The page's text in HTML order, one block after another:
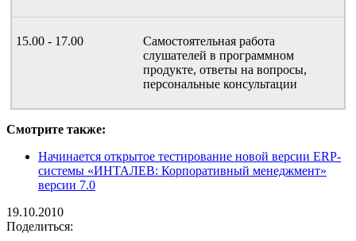
15.00 - 17.00
Самостоятельная работа
слушателей в программном
продукте, ответы на вопросы,
персональные консультации
Смотрите также:
Начинается открытое тестирование новой версии ERP-
системы «ИНТАЛЕВ: Корпоративный менеджмент»
версии 7.0
19.10.2010
Поделиться: